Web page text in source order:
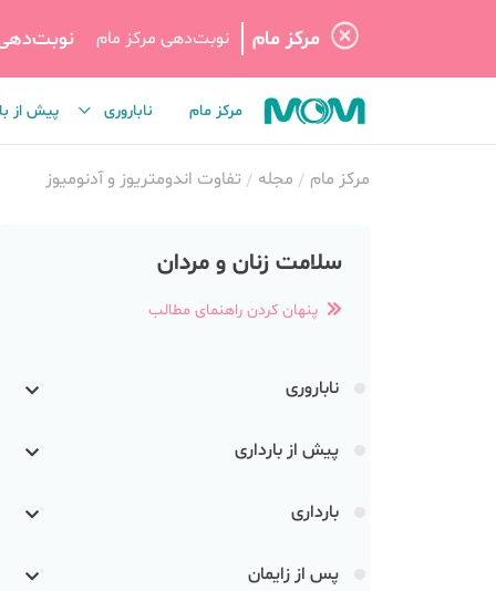
مرکز مام نوبت‌دهی مرکز مام
مرکز مام ناباروری پیش از
مرکز مام مجله تفاوت اندومتریوز و آدنومیوز
سلامت زنان و مردان
پنهان کردن راهنمای مطالب
ناباروری
پیش از بارداری
بارداری
پس از زایمان